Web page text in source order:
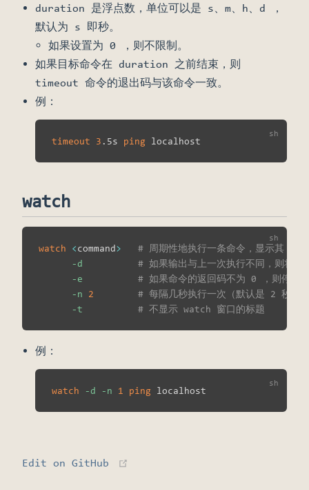
duration 是浮点数，单位可以是 s、m、h、d ，
默认为 s 即秒。
如果设置为 0 ，则不限制。
如果目标命令在 duration 之前结束，则
timeout 命令的退出码与该命令一致。
例：
timeout 3.5s ping
watch
watch <command>
# 周期性地执行一条命令，显示其
-d
# 如果输出与上一次执行不同，则将差
-e
# 如果命令的返回码不为 0 ，则停止
-n
2
# 每隔几秒执行一次（默认是 2 秒）
-t
# 不显示 watch 窗口的标题
例：
watch -d -n 1 ping
Edit on GitHub